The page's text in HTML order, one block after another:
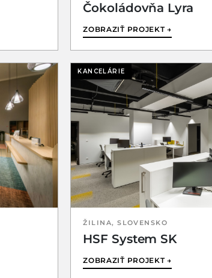
Čokoládovňa Lyra
ZOBRAZIŤ PROJEKT →
KANCELÁRIE
ŽILINA, SLOVENSKO
HSF System SK
ZOBRAZIŤ PROJEKT →